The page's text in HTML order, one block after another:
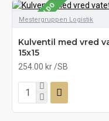
SE LAGERSALDO
Mestergruppen Logistik
Kulventil med vred
15x15
254.00 kr /SB